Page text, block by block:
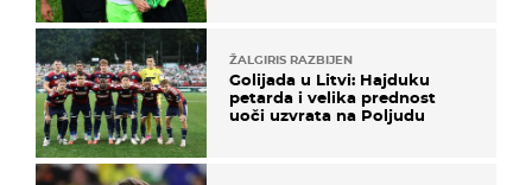
ŽALGIRIS RAZBIJEN
Golijada u Litvi: Hajduku
petarda i velika prednost
uoči uzvrata na Poljudu